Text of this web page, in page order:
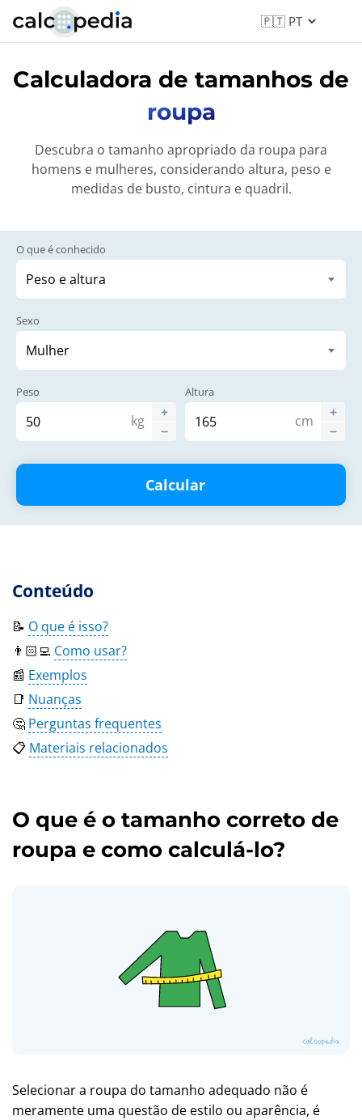
Calculadora de tamanhos de
roupa
Descubra o tamanho apropriado da roupa para
homens e mulheres, considerando altura, peso e
medidas de busto, cintura e quadril.
O que é conhecido
Sexo
Peso
kg
Altura
cm
Calcular
Conteúdo
📝 O que é isso?
👨🏻‍💻 Como usar?
📰 Exemplos
📑 Nuanças
🤔 Perguntas frequentes
📋 Materiais relacionados
O que é o tamanho correto de
roupa e como calculá-lo?
Selecionar a roupa do tamanho adequado não é
meramente uma questão de estilo ou aparência, é